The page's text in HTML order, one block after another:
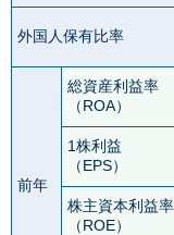
外国人保有比率
前年
総資産利益率
（ROA）
1株利益
（EPS）
株主資本利益率
（ROE）